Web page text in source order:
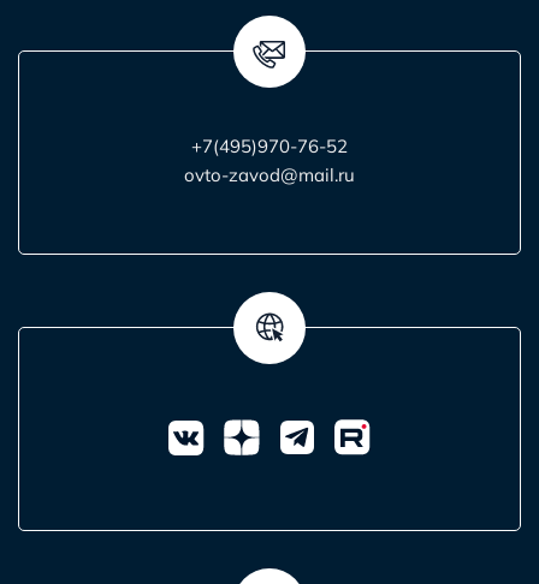
+7(495)970-76-52
ovto-zavod@mail.ru